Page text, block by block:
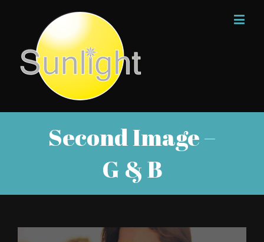
Second Image –
G & B